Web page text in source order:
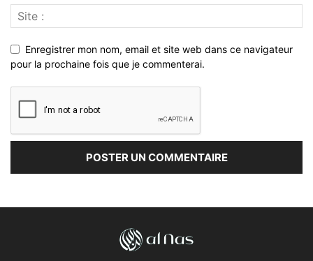
Enregistrer mon nom, email et site web dans ce navigateur
pour la prochaine fois que je commenterai.